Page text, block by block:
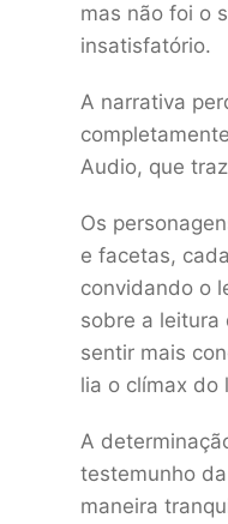
mas não foi o
insatisfatório.
A narrativa
Audio, que
Os
e facetas,
convidando o
sobre a leitura
sentir mais
lia o clímax do
A
testemunho
maneira